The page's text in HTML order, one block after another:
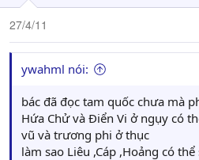
27/4/11
ywahml nói:
bác đã đọc tam quốc chưa mà
Hứa Chử và Điển Vi ở ngụy có
vũ và trương phi ở thục
làm sao Liêu ,Cáp ,Hoảng có